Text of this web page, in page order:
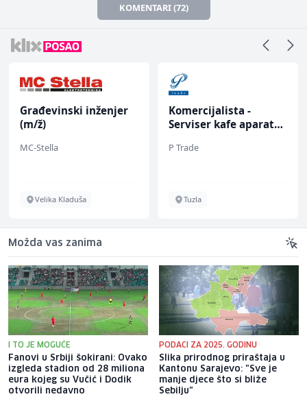
KOMENTARI (72)
Građevinski inženjer
(m/ž)
MC-Stella
Velika Kladuša
Komercijalista -
Serviser kafe aparata
P Trade
Tuzla
Možda vas zanima
I TO JE MOGUĆE
Fanovi u Srbiji šokirani: Ovako
izgleda stadion od 28 miliona
eura kojeg su Vučić i Dodik
otvorili nedavno
PODACI ZA 2025. GODINU
Slika prirodnog priraštaja u
Kantonu Sarajevo: "Sve je
manje djece što si bliže
Sebilju"